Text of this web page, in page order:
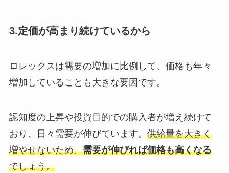
3.定価が高まり続けているから
ロレックスは需要の増加に比例して、価格も年々
増加していることも大きな要因です。
認知度の上昇や投資目的での購入者が増え続けて
おり、日々需要が伸びています。 供給量を大きく
増やせないため、需要が伸びれば価格も高くなる
でしょう。